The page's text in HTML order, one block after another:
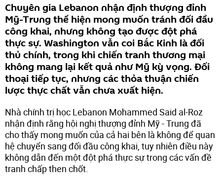
Chuyên gia Lebanon nhận định thượng đỉnh
Mỹ-Trung thể hiện mong muốn tránh đối đầu
công khai, nhưng không tạo được đột phá
thực sự. Washington vẫn coi Bắc Kinh là đối
thủ chính, trong khi chiến tranh thương mại
không mang lại kết quả như Mỹ kỳ vọng. Đối
thoại tiếp tục, nhưng các thỏa thuận chiến
lược thực chất vẫn chưa xuất hiện.
Nhà chính trị học Lebanon Mohammed Said al-Roz
nhận định rằng hội nghị thượng đỉnh Mỹ - Trung đã
cho thấy mong muốn của cả hai bên là không để quan
hệ chuyển sang đối đầu công khai, tuy nhiên điều này
không dẫn đến một đột phá thực sự trong các vấn đề
tranh chấp then chốt.